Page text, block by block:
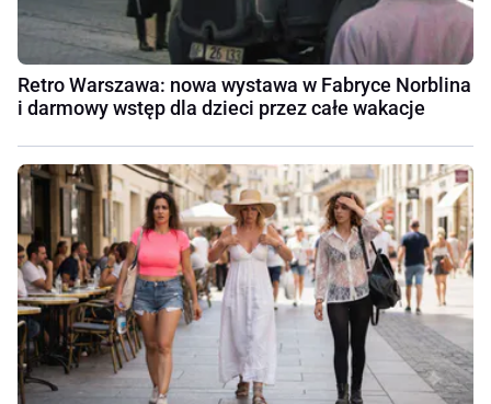
Retro Warszawa: nowa wystawa w Fabryce Norblina
i darmowy wstęp dla dzieci przez całe wakacje